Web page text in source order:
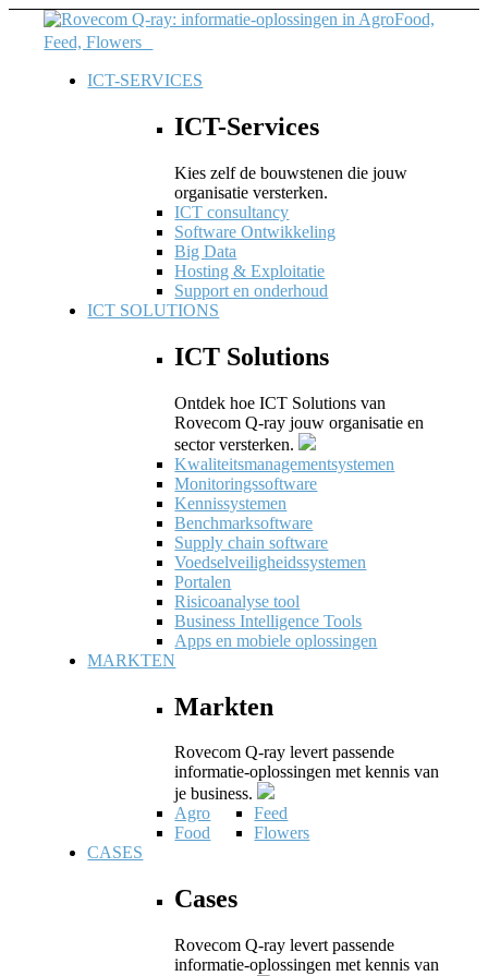
ICT-SERVICES
ICT-Services
Kies zelf de bouwstenen die jouw
organisatie versterken.
ICT consultancy
Software Ontwikkeling
Big Data
Hosting & Exploitatie
Support en onderhoud
ICT SOLUTIONS
ICT Solutions
Ontdek hoe ICT Solutions van
Rovecom Q-ray jouw organisatie en
sector versterken.
Kwaliteitsmanagementsystemen
Monitoringssoftware
Kennissystemen
Benchmarksoftware
Supply chain software
Voedselveiligheidssystemen
Portalen
Risicoanalyse tool
Business Intelligence Tools
Apps en mobiele oplossingen
MARKTEN
Markten
Rovecom Q-ray levert passende
informatie-oplossingen met kennis van
je business.
Agro
Food
Feed
Flowers
CASES
Cases
Rovecom Q-ray levert passende
informatie-oplossingen met kennis van